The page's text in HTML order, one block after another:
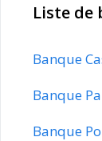
Liste de
Banque
Banque
Banque